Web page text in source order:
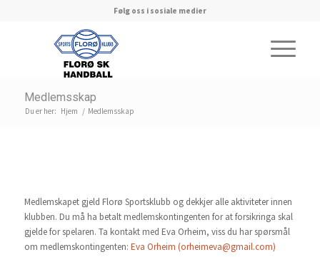
Følg oss i sosiale medier
Medlemsskap
Du er her: Hjem / Medlemsskap
Medlemskapet gjeld Florø Sportsklubb og dekkjer alle aktiviteter innen
klubben. Du må ha betalt medlemskontingenten for at forsikringa skal
gjelde for spelaren. Ta kontakt med Eva Orheim, viss du har spørsmål
om medlemskontingenten: Eva Orheim (orheimeva@gmail.com)